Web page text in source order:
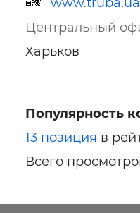
Ссылка для мобильных
Центральный
Харьков
Популярность
13 позиция в
Всего